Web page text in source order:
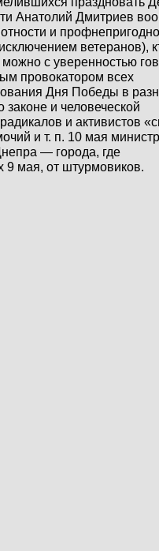
Анатолий Дмитриев
и
ветеранов),
с уверенностью
провокатором всех
Дня Победы в
и человеческой
и активистов
и т. п. 10 мая
— города, где
9 мая, от штурмовиков.